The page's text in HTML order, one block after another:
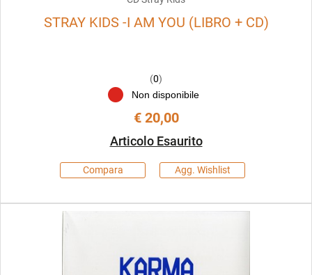
STRAY KIDS -I AM YOU (LIBRO + CD)
(0)
Non disponibile
€ 20,00
Articolo Esaurito
Compara Agg. Wishlist